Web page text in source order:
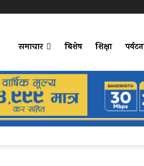
समाचार बिशेष शिक्षा पर्यटन